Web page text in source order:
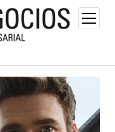
abrir
menú